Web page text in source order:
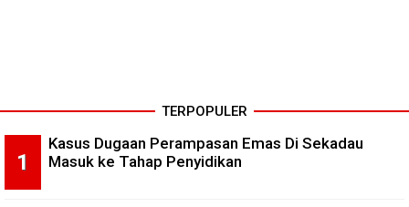
TERPOPULER
Kasus Dugaan Perampasan Emas Di Sekadau
Masuk ke Tahap Penyidikan